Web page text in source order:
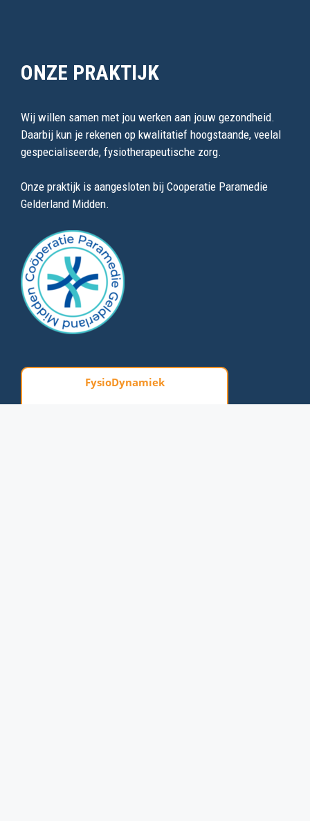
ONZE PRAKTIJK
Wij willen samen met jou werken aan jouw gezondheid.
Daarbij kun je rekenen op kwalitatief hoogstaande, veelal
gespecialiseerde, fysiotherapeutische zorg.
Onze praktijk is aangesloten bij Cooperatie Paramedie
Gelderland Midden.